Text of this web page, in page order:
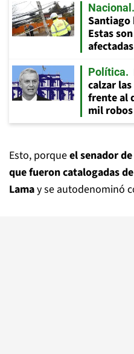
Nacional
Santiago
Estas
Política
calzar
frente al
mil
Esto, porqueel senador
que fueron catalogadas
Lamay se autodenominó